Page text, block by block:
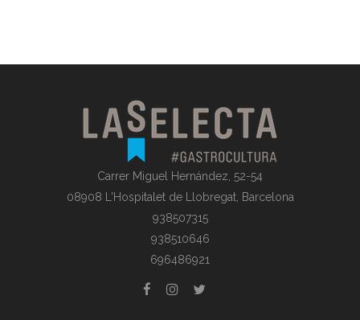
Carrer Miguel Hernández, 52-54
08908 L'Hospitalet de Llobregat, Barcelona
938507315
938510646
696486921